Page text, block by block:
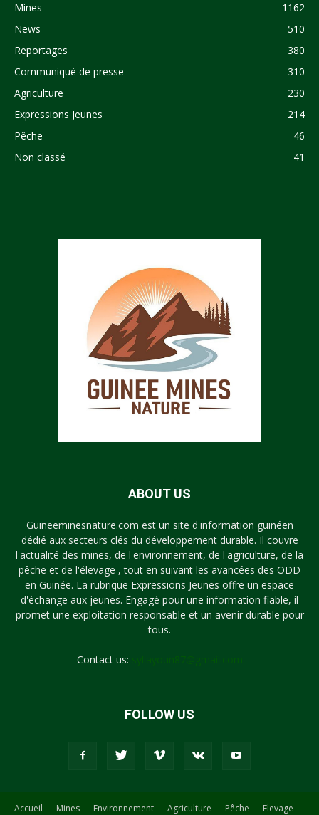
Mines
1162
News
510
Reportages
380
Communiqué de presse
310
Agriculture
230
Expressions Jeunes
214
Pêche
46
Non classé
41
ABOUT US
Guineeminesnature.com est un site d'information guinéen
dédié aux secteurs clés du développement durable. Il couvre
l'actualité des mines, de l'environnement, de l'agriculture, de la
pêche et de l'élevage , tout en suivant les avancées des ODD
en Guinée. La rubrique Expressions Jeunes offre un espace
d'échange aux jeunes. Engagé pour une information fiable, il
promet une exploitation responsable et un avenir durable pour
tous.
Contact us:
FOLLOW US
Accueil Mines Environnement Agriculture Pêche Elevage